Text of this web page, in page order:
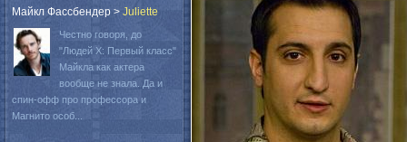
Майкл Фассбендер > Juliette
Честно говоря, до
"Людей Х: Первый класс"
Майкла как актера
вообще не знала. Да и
спин-офф про профессора и
Магнито особ...